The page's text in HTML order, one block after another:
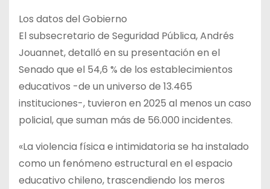
Los datos del Gobierno
El subsecretario de Seguridad Pública, Andrés
Jouannet, detalló en su presentación en el
Senado que el 54,6 % de los establecimientos
educativos -de un universo de 13.465
instituciones-, tuvieron en 2025 al menos un caso
policial, que suman más de 56.000 incidentes.
«La violencia física e intimidatoria se ha instalado
como un fenómeno estructural en el espacio
educativo chileno, trascendiendo los meros